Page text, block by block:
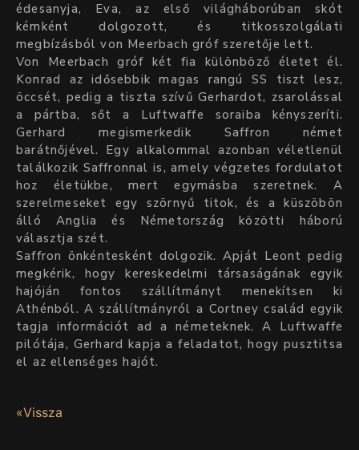
édesanyja, Eva, az első világháborúban skót
kémként dolgozott, és titkosszolgálati
megbízásból von Meerbach gróf szeretője lett.
Von Meerbach gróf két fia különböző életet él.
Konrad az idősebbik magas rangú SS tiszt lesz,
öccsét, pedig a tiszta szívű Gerhardot, zsarolással
a pártba, sőt a Luftwaffe soraiba kényszeríti.
Gerhard megismerkedik Saffron német
barátnőjével. Egy alkalommal azonban véletlenül
találkozik Saffronnal is, amely végzetes fordulatot
hoz életükbe, mert egymásba szeretnek. A
szerelmeseket egy szörnyű titok, és a küszöbön
álló Anglia és Németország közötti háború
választja szét.
Saffron önkéntesként dolgozik. Apját Leont pedig
megkérik, hogy kereskedelmi társaságának egyik
hajóján fontos szállítmányt menekítsen ki
Athénból. A szállítmányról a Cortney család egyik
tagja információt ad a németeknek. A Luftwaffe
pilótája, Gerhard kapja a feladatot, hogy pusztitsa
el az ellenséges hajót.
«Vissza